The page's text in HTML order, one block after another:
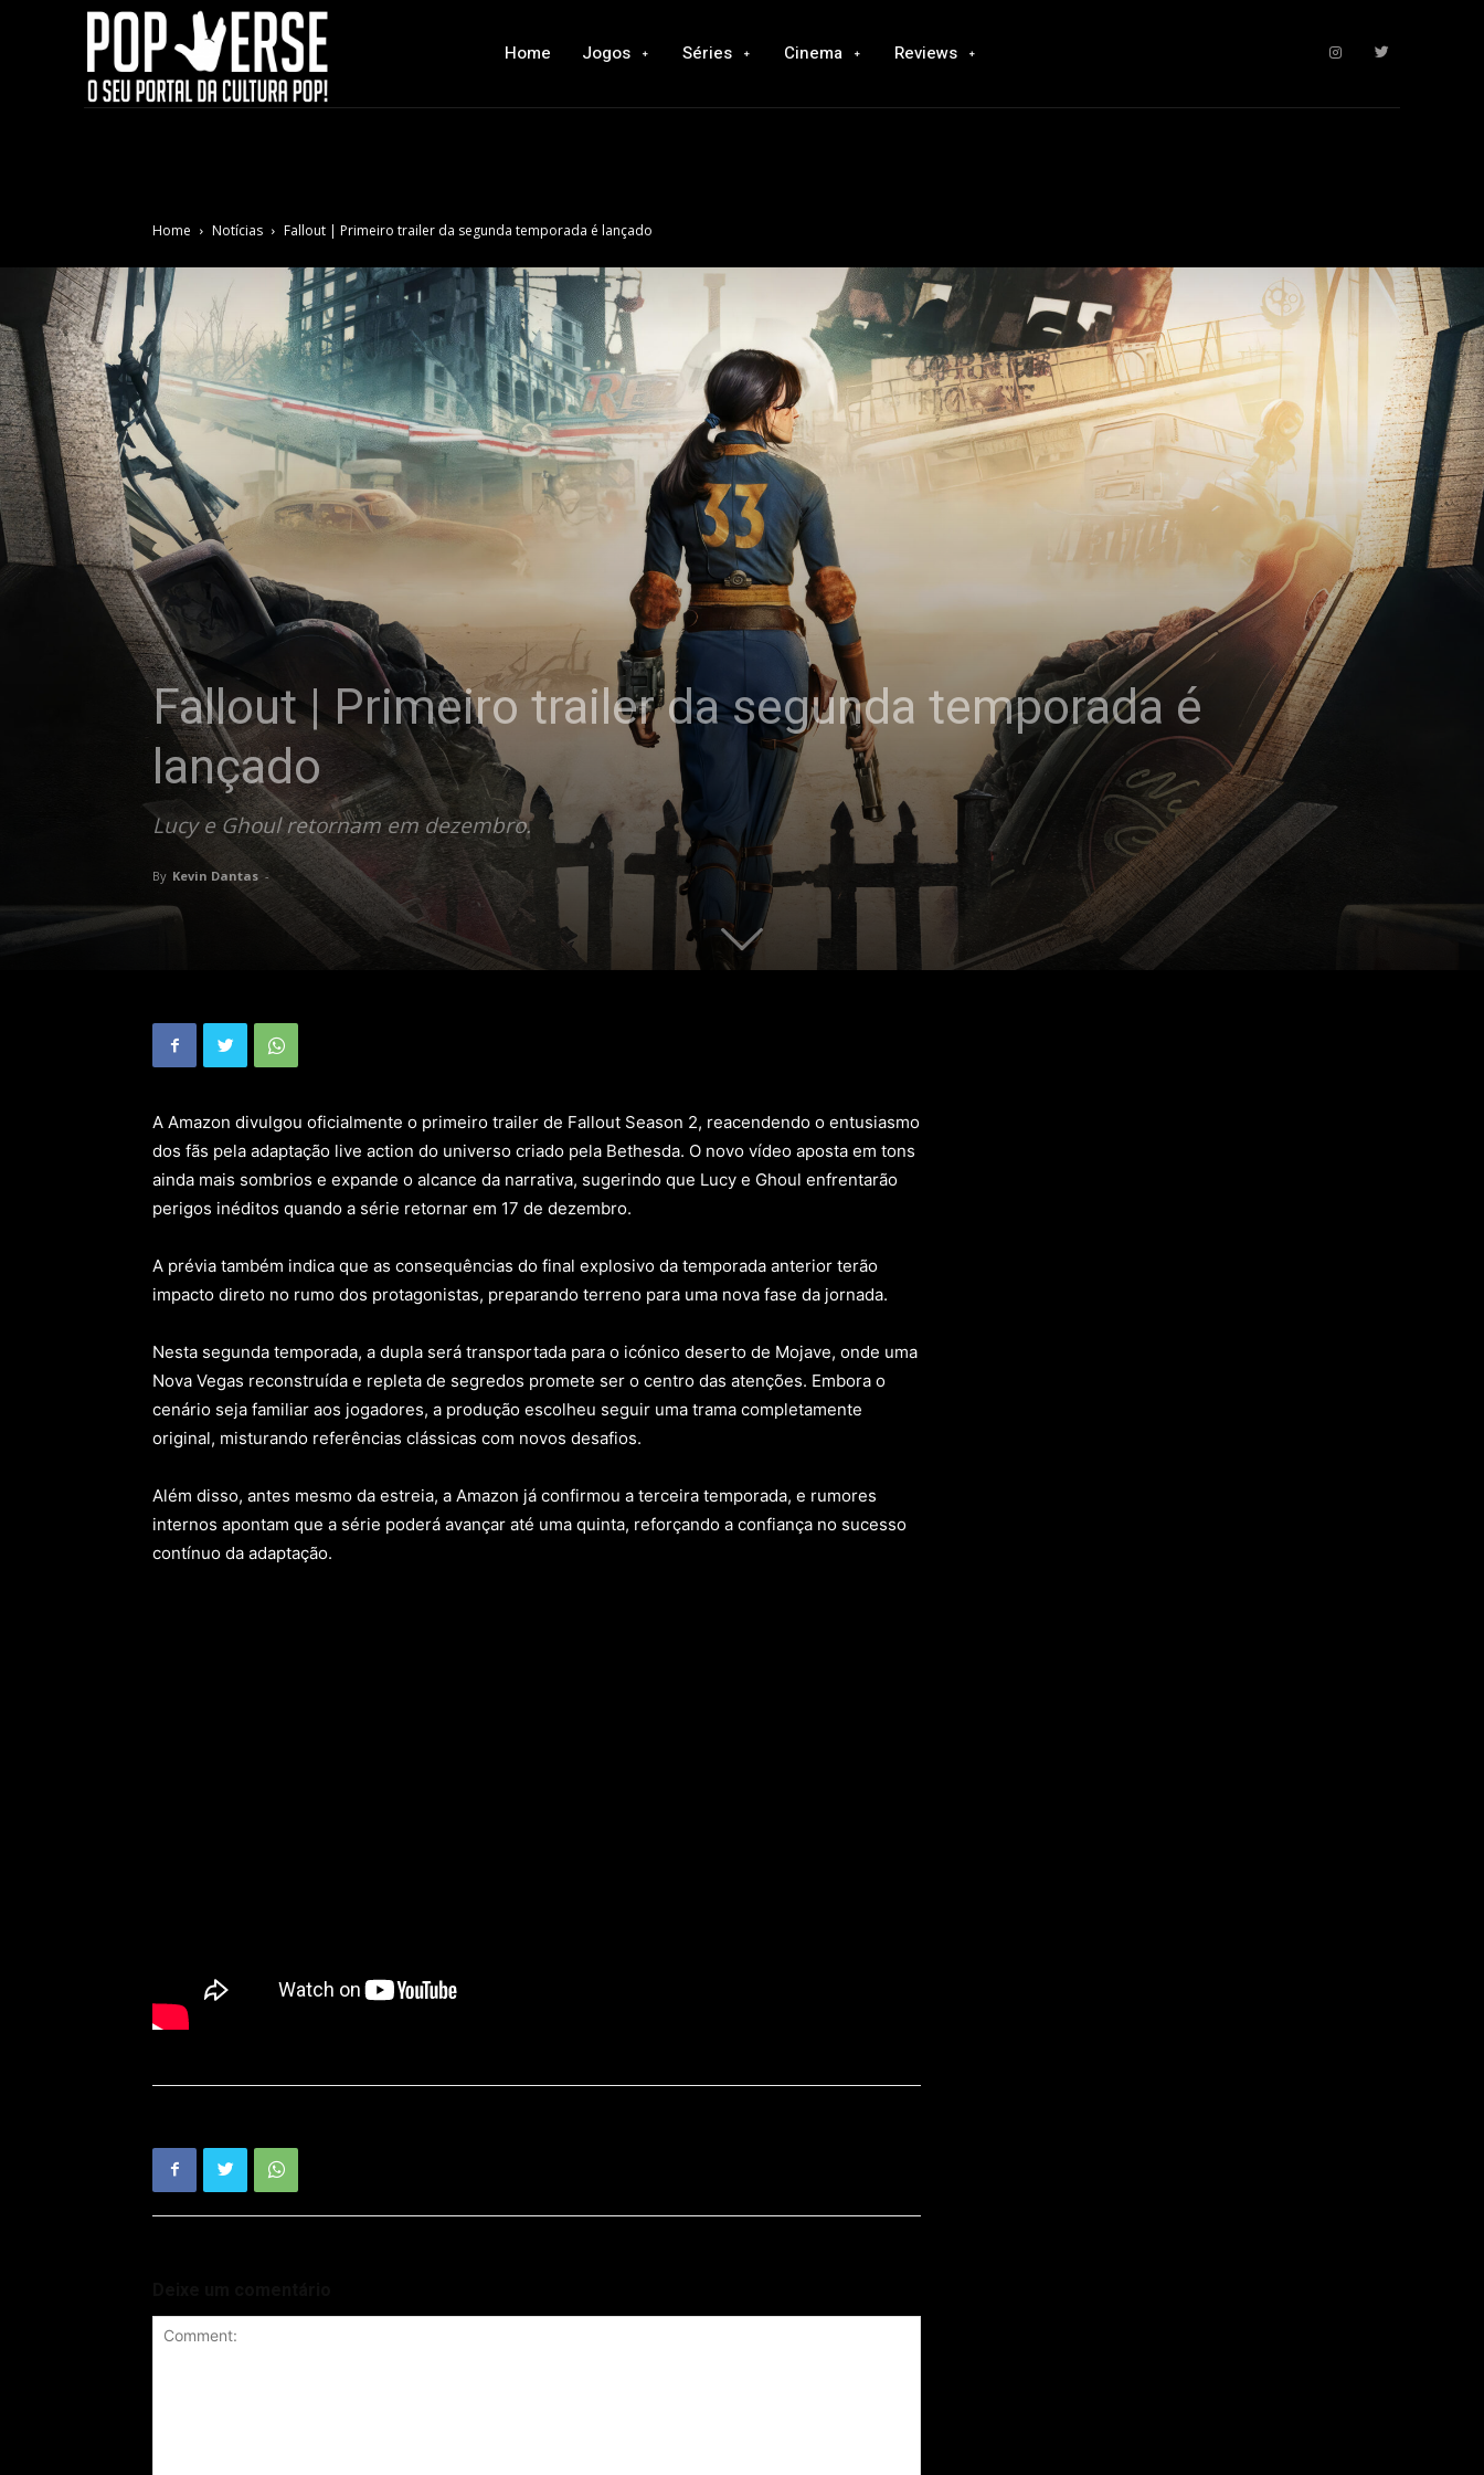
Home Jogos Séries Cinema Reviews
Home Notícias Fallout | Primeiro trailer da segunda temporada é lançado
Fallout | Primeiro trailer da segunda temporada é
lançado
Lucy e Ghoul retornam em dezembro.
By Kevin Dantas -
A Amazon divulgou oficialmente o primeiro trailer de Fallout Season 2, reacendendo o entusiasmo
dos fãs pela adaptação live action do universo criado pela Bethesda. O novo vídeo aposta em tons
ainda mais sombrios e expande o alcance da narrativa, sugerindo que Lucy e Ghoul enfrentarão
perigos inéditos quando a série retornar em 17 de dezembro.
A prévia também indica que as consequências do final explosivo da temporada anterior terão
impacto direto no rumo dos protagonistas, preparando terreno para uma nova fase da jornada.
Nesta segunda temporada, a dupla será transportada para o icónico deserto de Mojave, onde uma
Nova Vegas reconstruída e repleta de segredos promete ser o centro das atenções. Embora o
cenário seja familiar aos jogadores, a produção escolheu seguir uma trama completamente
original, misturando referências clássicas com novos desafios.
Além disso, antes mesmo da estreia, a Amazon já confirmou a terceira temporada, e rumores
internos apontam que a série poderá avançar até uma quinta, reforçando a confiança no sucesso
contínuo da adaptação.